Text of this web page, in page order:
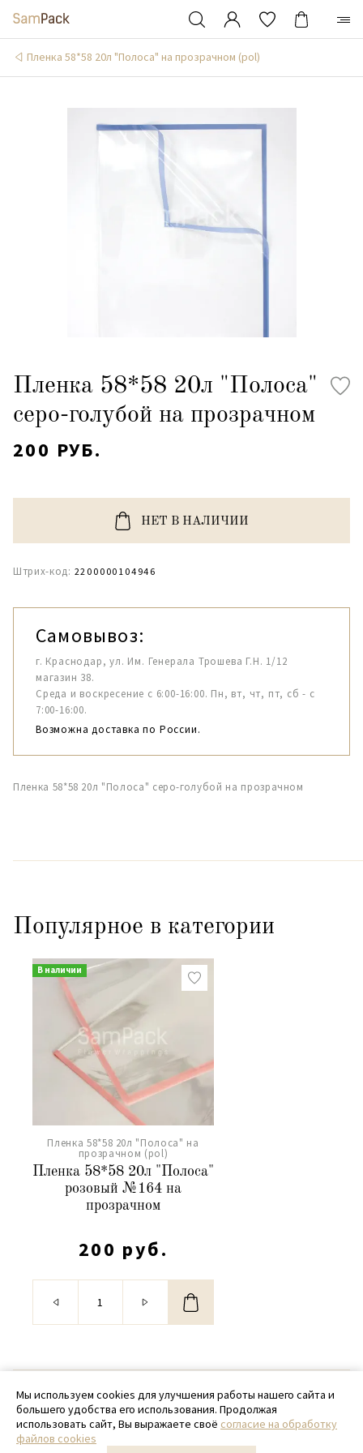
Пленка 58*58 20л "Полоса" на прозрачном (pol)
Пленка 58*58 20л "Полоса"
серо-голубой на прозрачном
200 РУБ.
НЕТ В НАЛИЧИИ
Штрих-код: 2200000104946
Самовывоз:
г. Краснодар, ул. Им. Генерала Трошева Г.Н. 1/12
магазин 38.
Среда и воскресение с 6:00-16:00. Пн, вт, чт, пт, сб - с
7:00-16:00.
Возможна доставка по России.
Пленка 58*58 20л "Полоса" серо-голубой на прозрачном
Популярное в категории
В наличии
Пленка 58*58 20л "Полоса" на
прозрачном (pol)
Пленка 58*58 20л "Полоса"
розовый №164 на
прозрачном
200 руб.
© 2020 - 2026 SamPack
+ 7 (918) 699-97-87
zakaz@sampack.store
Мы используем cookies для улучшения работы нашего сайта и
большего удобства его использования. Продолжая
использовать сайт, Вы выражаете своё согласие на обработку
файлов cookies